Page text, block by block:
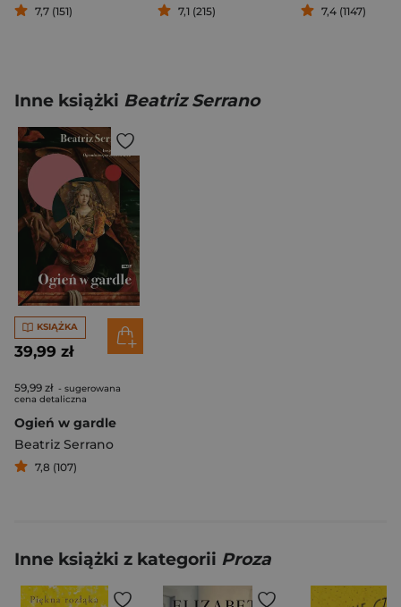
7,7 (151) 7,1 (215) 7,4 (1147)
Inne książki Beatriz Serrano
KSIĄŻKA
39,99 zł
59,99 zł - sugerowana
cena detaliczna
Ogień w gardle
Beatriz Serrano
7,8 (107)
Inne książki z kategorii Proza